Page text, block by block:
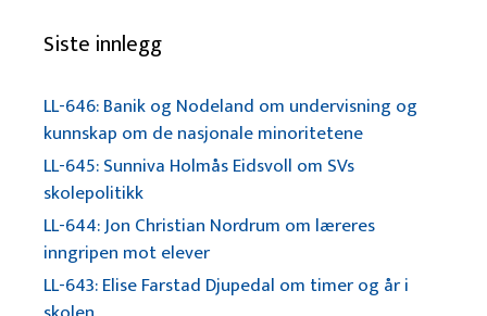
Siste innlegg
LL-646: Banik og Nodeland om undervisning og
kunnskap om de nasjonale minoritetene
LL-645: Sunniva Holmås Eidsvoll om SVs
skolepolitikk
LL-644: Jon Christian Nordrum om læreres
inngripen mot elever
LL-643: Elise Farstad Djupedal om timer og år i